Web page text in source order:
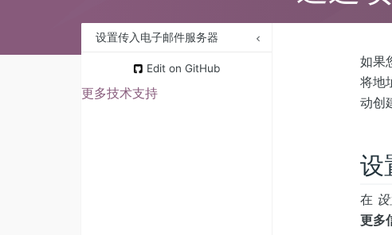
设置传入电子邮件服务器
在项目中配置电子邮件别名
Edit on GitHub
更多技术支持
如果
将地
动创
设
在
更多